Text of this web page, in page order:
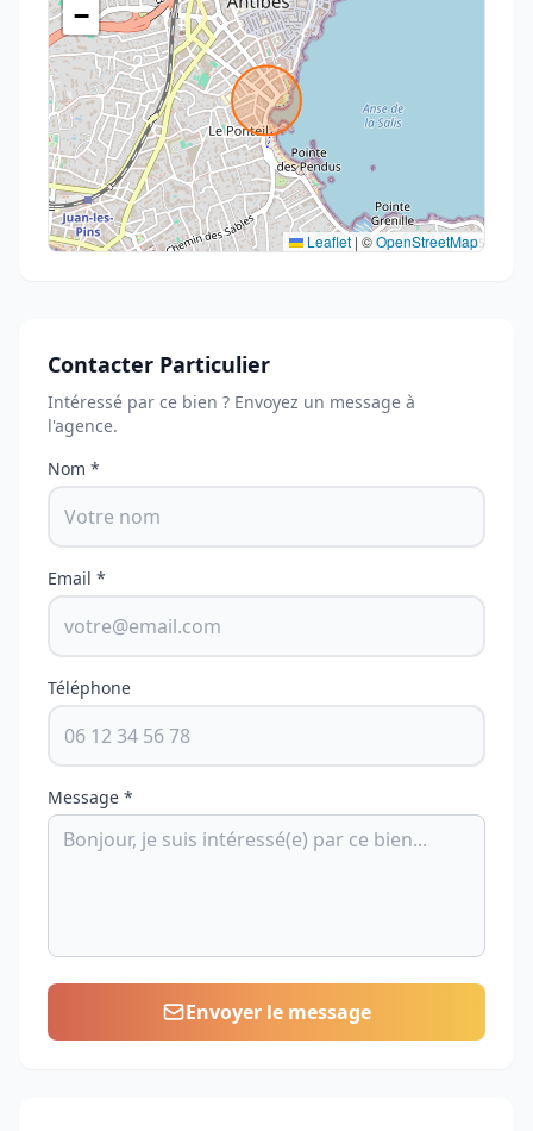
−
Leaflet | ©OpenStreetMap
Contacter Particulier
Intéressé par ce bien ? Envoyez un message à
l'agence.
Nom *
Email *
Téléphone
Message *
Envoyer le message